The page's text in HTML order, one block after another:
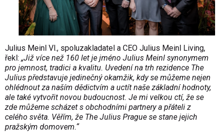
Julius Meinl Vl., spoluzakladatel a CEO Julius Meinl Living,
řekl: „Již více než 160 let je jméno Julius Meinl synonymem
pro jemnost, tradici a kvalitu. Uvedení na trh rezidence The
Julius představuje jedinečný okamžik, kdy se můžeme nejen
ohlédnout za naším dědictvím a uctít naše základní hodnoty,
ale také vytvořit novou budoucnost. Je mi velkou ctí, že se
zde můžeme scházet s obchodními partnery a přáteli z
celého světa. Věřím, že The Julius Prague se stane jejich
pražským domovem.“